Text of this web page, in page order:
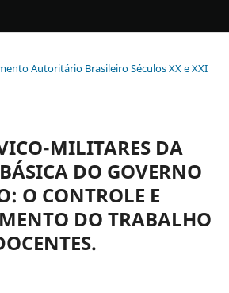
Autoritário Brasileiro Séculos XX e XXI
MILITARES DA
DO GOVERNO
O CONTROLE E
DO TRABALHO